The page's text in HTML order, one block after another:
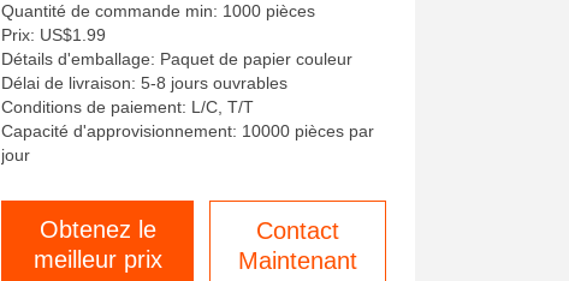
Quantité de commande min: 1000 pièces
Prix: US$1.99
Détails d'emballage: Paquet de papier couleur
Délai de livraison: 5-8 jours ouvrables
Conditions de paiement: L/C, T/T
Capacité d'approvisionnement: 10000 pièces par
jour
Obtenez le
meilleur prix
Contact
Maintenant